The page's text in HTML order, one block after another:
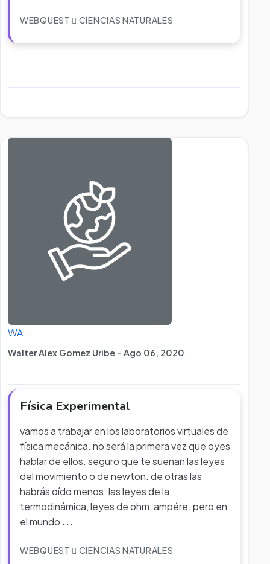
WEBQUEST CIENCIAS NATURALES
WA
Walter Alex Gomez Uribe - Ago 06, 2020
Física Experimental
vamos a trabajar en los laboratorios virtuales de
física mecánica. no será la primera vez que oyes
hablar de ellos. seguro que te suenan las leyes
del movimiento o de newton. de otras las
habrás oído menos: las leyes de la
termodinámica, leyes de ohm, ampére. pero en
el mundo ...
WEBQUEST CIENCIAS NATURALES